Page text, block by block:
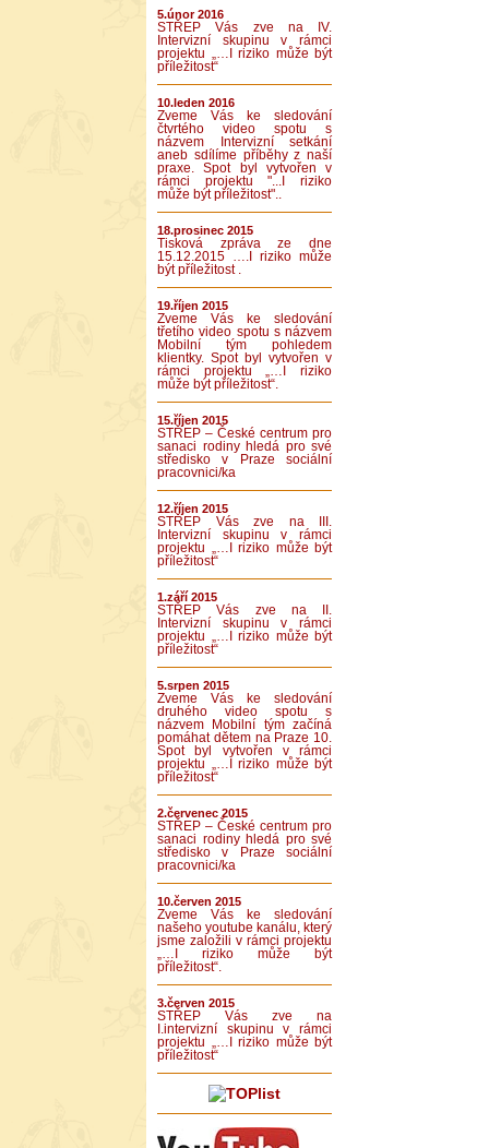
5.únor 2016
STŘEP Vás zve na IV.
Intervizní skupinu v rámci
projektu „…I riziko může být
příležitost“
10.leden 2016
Zveme Vás ke sledování
čtvrtého video spotu s
názvem Intervizní setkání
aneb sdílíme příběhy z naší
praxe. Spot byl vytvořen v
rámci projektu "...I riziko
může být příležitost"..
18.prosinec 2015
Tisková zpráva ze dne
15.12.2015 ….I riziko může
být příležitost .
19.říjen 2015
Zveme Vás ke sledování
třetího video spotu s názvem
Mobilní tým pohledem
klientky. Spot byl vytvořen v
rámci projektu „…I riziko
může být příležitost“.
15.říjen 2015
STŘEP – České centrum pro
sanaci rodiny hledá pro své
středisko v Praze sociální
pracovnici/ka
12.říjen 2015
STŘEP Vás zve na III.
Intervizní skupinu v rámci
projektu „…I riziko může být
příležitost“
1.září 2015
STŘEP Vás zve na II.
Intervizní skupinu v rámci
projektu „…I riziko může být
příležitost“
5.srpen 2015
Zveme Vás ke sledování
druhého video spotu s
názvem Mobilní tým začíná
pomáhat dětem na Praze 10.
Spot byl vytvořen v rámci
projektu „…I riziko může být
příležitost“
2.červenec 2015
STŘEP – České centrum pro
sanaci rodiny hledá pro své
středisko v Praze sociální
pracovnici/ka
10.červen 2015
Zveme Vás ke sledování
našeho youtube kanálu, který
jsme založili v rámci projektu
„…I riziko může být
příležitost“.
3.červen 2015
STŘEP Vás zve na
I.intervizní skupinu v rámci
projektu „…I riziko může být
příležitost“